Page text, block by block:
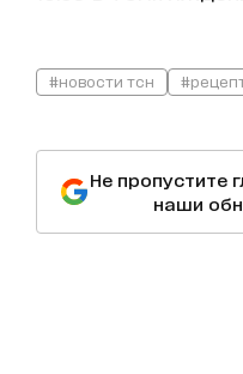
#новости тсн
Не пропустите
наши